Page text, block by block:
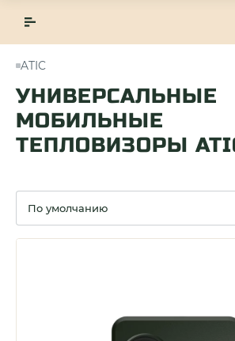
ATIC
УНИВЕРСАЛЬНЫЕ
МОБИЛЬНЫЕ
ТЕПЛОВИЗОРЫ
Сортировка